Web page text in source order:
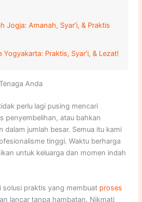
Jogja: Amanah, Syar’i, & Praktis
Yogyakarta: Praktis, Syar’i, & Lezat!
Anda
perlu lagi pusing mencari
penyembelihan, atau bahkan
dalam jumlah besar. Semua itu kami
tinggi. Waktu berharga
untuk keluarga dan momen indah
solusi praktis yang membuat proses
lancar tanpa hambatan. Nikmati